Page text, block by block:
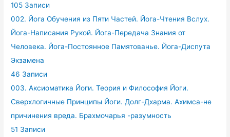
105 Записи
002. Йога Обучения из Пяти Частей. Йога-Чтения Вслух.
Йога-Написания Рукой. Йога-Передача Знания от
Человека. Йога-Постоянное Памятованье. Йога-Диспута
Экзамена
46 Записи
003. Аксиоматика Йоги. Теория и Философия Йоги.
Сверхлогичные Принципы Йоги. Долг-Дхарма. Ахимса-не
причинения вреда. Брахмочарья -разумность
51 Записи